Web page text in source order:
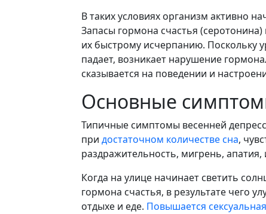
В таких условиях организм активно
Запасы гормона счастья
их быстрому исчерпанию. Поскольку
падает, возникает нарушение
сказывается на поведении и
Основные
Типичные симптомы весенней
при достаточном количестве сна,
раздражительность, мигрень, апатия,
Когда на улице начинает светить
гормона счастья, в результате чего
отдыхе и еде. Повышается